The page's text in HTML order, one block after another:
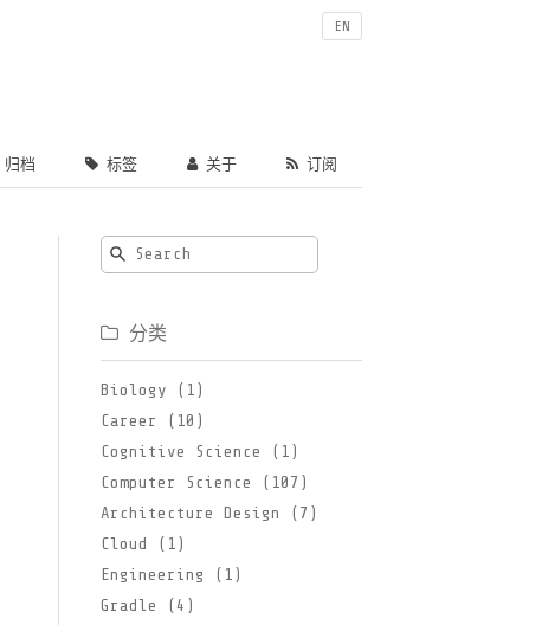
归档 标签 关于 订阅
EN
分类
Biology (1)
Career (10)
Cognitive Science (1)
Computer Science (107)
Architecture Design (7)
Cloud (1)
Engineering (1)
Gradle (4)